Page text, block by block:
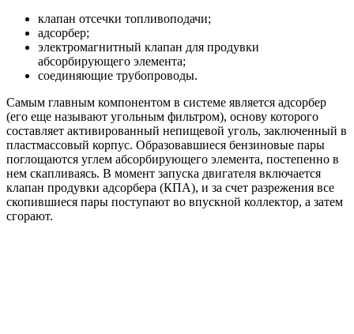
клапан отсечки топливоподачи;
адсорбер;
электромагнитный клапан для продувки
абсорбирующего элемента;
соединяющие трубопроводы.
Самым главным компонентом в системе является адсорбер
(его еще называют угольным фильтром), основу которого
составляет активированный непищевой уголь, заключенный в
пластмассовый корпус. Образовавшиеся бензиновые пары
поглощаются углем абсорбирующего элемента, постепенно в
нем скапливаясь. В момент запуска двигателя включается
клапан продувки адсорбера (КПА), и за счет разрежения все
скопившиеся пары поступают во впускной коллектор, а затем
сгорают.